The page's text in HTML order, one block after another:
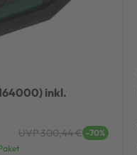
inkl.
UVP 300,44 € -70%